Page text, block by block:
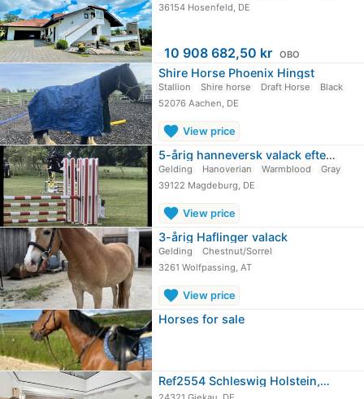
36154 Hosenfeld, DE
10 908 682,50 kr OBO
Shire Horse Phoenix Hingst
Stallion Shire horse Draft Horse
Black
52076 Aachen, DE
favorite View price
5-årig hanneversk valack efter…
Gelding Hanoverian Warmblood
Gray
39122 Magdeburg, DE
favorite View price
3-årig Haflinger valack
Gelding
Chestnut/Sorrel
3261 Wolfpassing, AT
favorite View price
Horses for sale
Ref2554 Schleswig Holstein,…